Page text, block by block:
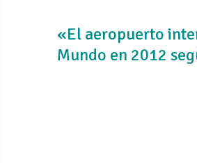
«El aeropuerto
Mundo en 2012